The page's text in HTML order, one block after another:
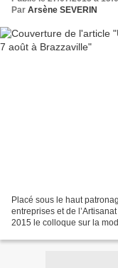
Par Arsène SEVERIN
Placé sous le haut
entreprises et de
2015 le colloque sur la